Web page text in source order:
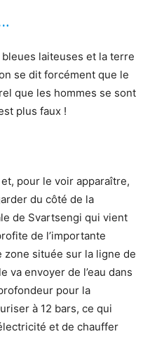
bleues laiteuses et la terre
se dit forcément que le
que les hommes se sont
plus faux !
pour le voir apparaître,
du côté de la
de Svartsengi qui vient
de l’importante
située sur la ligne de
va envoyer de l’eau dans
pour la
à 12 bars, ce qui
et de chauffer